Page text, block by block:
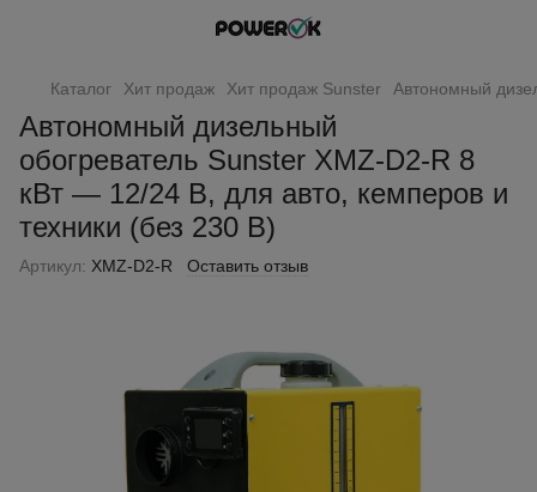
Каталог Хит продаж Хит продаж Sunster Автономный
Автономный дизельный
обогреватель Sunster XMZ-D2-R 8
кВт — 12/24 В, для авто, кемперов и
техники (без 230 В)
Артикул: XMZ-D2-R Оставить отзыв